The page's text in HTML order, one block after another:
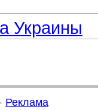
Украины
· Реклама